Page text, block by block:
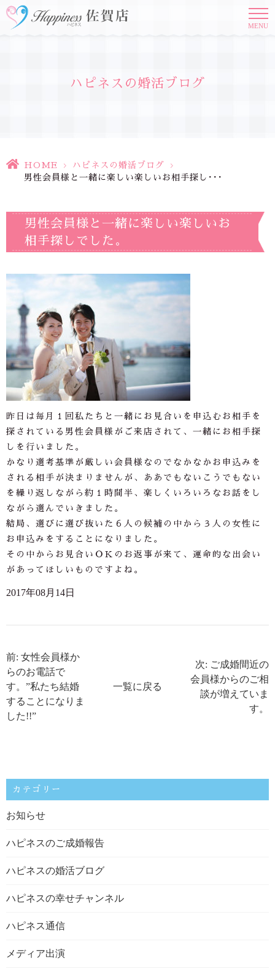
MENU
ハピネスの婚活ブログ
HOME > ハピネスの婚活ブログ
>
男性会員様と一緒に楽しい楽しいお相手探し･･･
男性会員様と一緒に楽しい楽しいお
相手探しでした。
昨日は毎月１回私たちと一緒にお見合いを申込むお相手を
探されている男性会員様がご来店されて、一緒にお相手探
しを行いました。
かなり選考基準が厳しい会員様なのでなかなかお申込みを
される相手が決まりませんが、ああでもないこうでもない
を繰り返しながら約１時間半、楽しくいろいろなお話をし
ながら選んでいきました。
結局、選びに選び抜いた６人の候補の中から３人の女性に
お申込みをすることになりました。
その中からお見合いＯＫのお返事が来て、運命的な出会い
があってほしいものですよね。
2017年08月14日
前: 女性会員様か
らのお電話で
す。”私たち結婚
することになりま
した!!”
一覧に戻る
次: ご成婚間近の
会員様からのご相
談が増えていま
す。
カテゴリー
お知らせ
ハピネスのご成婚報告
ハピネスの婚活ブログ
ハピネスの幸せチャンネル
ハピネス通信
メディア出演